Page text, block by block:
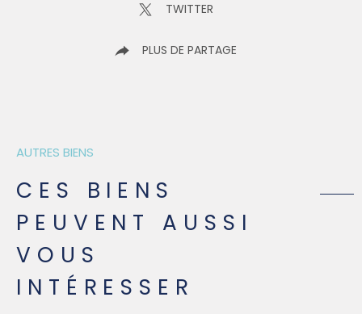
TWITTER
PLUS DE PARTAGE
AUTRES BIENS
CES BIENS
PEUVENT AUSSI
VOUS
INTÉRESSER